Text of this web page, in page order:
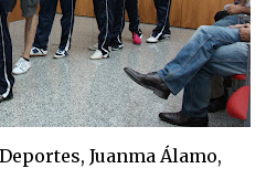
Juanma Álamo,